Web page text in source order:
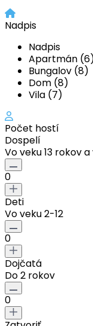
Nadpis
Nadpis
Apartmán
Bungalov (8)
Dom (8)
Vila (7)
Počet hostí
Dospelí
Vo veku 13 rokov a
0
Deti
Vo veku 2-12
0
Dojčatá
Do 2 rokov
0